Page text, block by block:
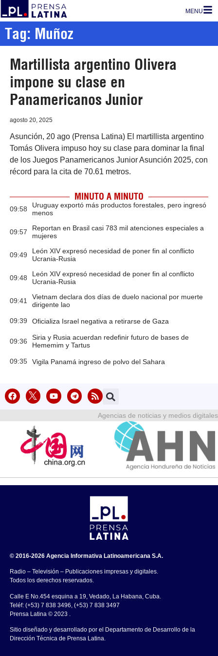
MENU
Tag: Muñoz
Martillista argentino Olivera
impone su clase en
Panamericanos Junior
agosto 20, 2025
Asunción, 20 ago (Prensa Latina) El martillista argentino
Tomás Olivera impuso hoy su clase para dominar la final
de los Juegos Panamericanos Junior Asunción 2025, con
récord para la cita de 70.61 metros.
MINUTO A MINUTO
09:58
Uruguay exportó más productos forestales, pero ingresó
menos
09:57
Reportan en Brasil casi 783 mil atenciones especiales a
mujeres
09:49
León XIV expresó necesidad de poner fin al conflicto
Ucrania-Rusia
09:48
León XIV expresó necesidad de poner fin al conflicto
Ucrania-Rusia
09:41
Vietnam declara dos días de duelo nacional por muerte
dirigente lao
09:39 Oficializa Israel negativa a retirarse de Gaza
09:36
Siria y Rusia acuerdan redefinir futuro de bases de
Hememim y Tartus
09:35 Vigila Panamá ingreso de polvo del Sahara
Agencias de noticias y medios digitales
© 2016-2026 Agencia Informativa Latinoamericana S.A.
Radio – Televisión – Publicaciones impresas y digitales.
Todos los derechos reservados.
Calle E No.454 esquina a 19, Vedado, La Habana, Cuba.
Teléf: (+53) 7 838 3496, (+53) 7 838 3497
Prensa Latina © 2023 .
Sitio diseñado y desarrollado por el Departamento de Desarrollo de la
Dirección Técnica de Prensa Latina.